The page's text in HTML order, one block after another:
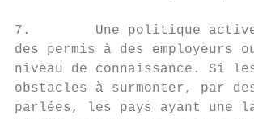
7.        Une politique active
des permis à des
niveau de connaissance. Si
obstacles à surmonter, par
parlées, les pays ayant une